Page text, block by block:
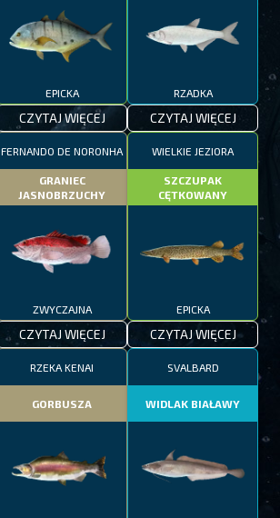
EPICKA
CZYTAJ WIĘCEJ
RZADKA
CZYTAJ WIĘCEJ
FERNANDO DE NORONHA
GRANIEC
JASNOBRZUCHY
ZWYCZAJNA
CZYTAJ WIĘCEJ
WIELKIE JEZIORA
SZCZUPAK
CĘTKOWANY
EPICKA
CZYTAJ WIĘCEJ
RZEKA KENAI
GORBUSZA
SVALBARD
WIDLAK BIAŁAWY